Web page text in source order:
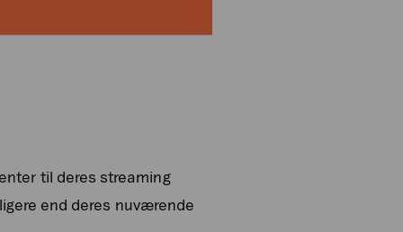
til deres streaming
end deres nuværende